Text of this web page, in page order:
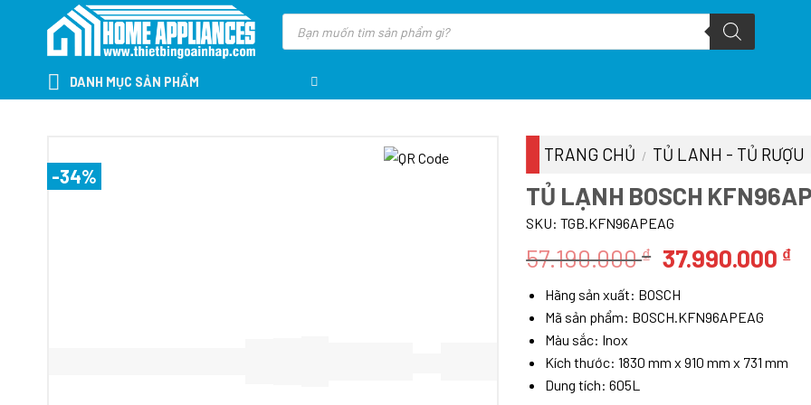
Tìm
kiếm
phẩm
DANH MỤC SẢN PHẨM
-34%
TRANG CHỦ / TỦ LANH - TỦ RƯỢU
TỦ LẠNH BOSCH
SKU: TGB.KFN96APEAG
57.190.000₫ Giá
là:
57.190.000 ₫.
37.990.000 ₫Giá
Hãng sản xuất: BOSCH
Mã sản phẩm: BOSCH.KFN96APEAG
Màu sắc: Inox
Kích thước: 1830 mm x 910 mm x 731 mm
Dung tích: 605L